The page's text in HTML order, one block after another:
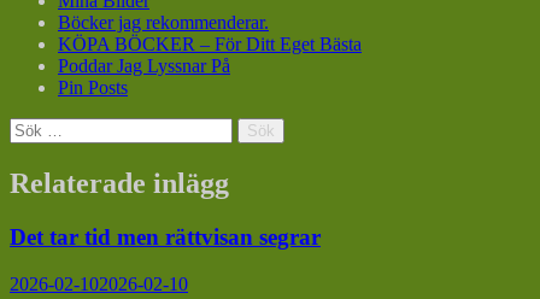
Böcker jag rekommenderar.
KÖPA BÖCKER – För Ditt Eget Bästa
Poddar Jag Lyssnar På
Pin Posts
Sök
efter:
Relaterade inlägg
Det tar tid men rättvisan segrar
2026-02-102026-02-10